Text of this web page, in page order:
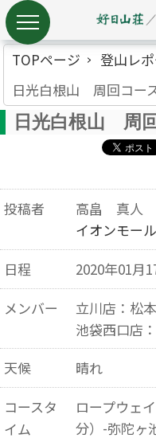
TOPページ
登山レ
日光白根山 周回コー
日光白根山 周
投稿者
高畠 真人
イオンモー
日程
2020年01月
メンバー
立川店：松
池袋西口店
天候
晴れ
コースタ
イム
ロープウェ
分）-弥陀ヶ